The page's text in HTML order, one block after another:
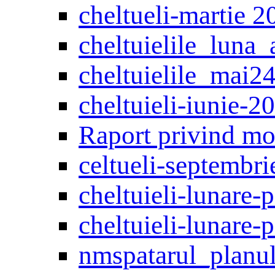
cheltueli-martie
cheltuieli-iunie-
Raport privind
celtueli-
cheltuieli-lunare-
cheltuieli-lunare-